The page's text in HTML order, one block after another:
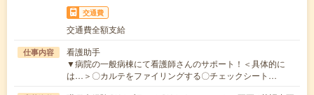
交通費
交通費全額支給
仕事内容
看護助手
▼病院の一般病棟にて看護師さんのサポート！＜具体的に
は…＞〇カルテをファイリングする〇チェックシート…